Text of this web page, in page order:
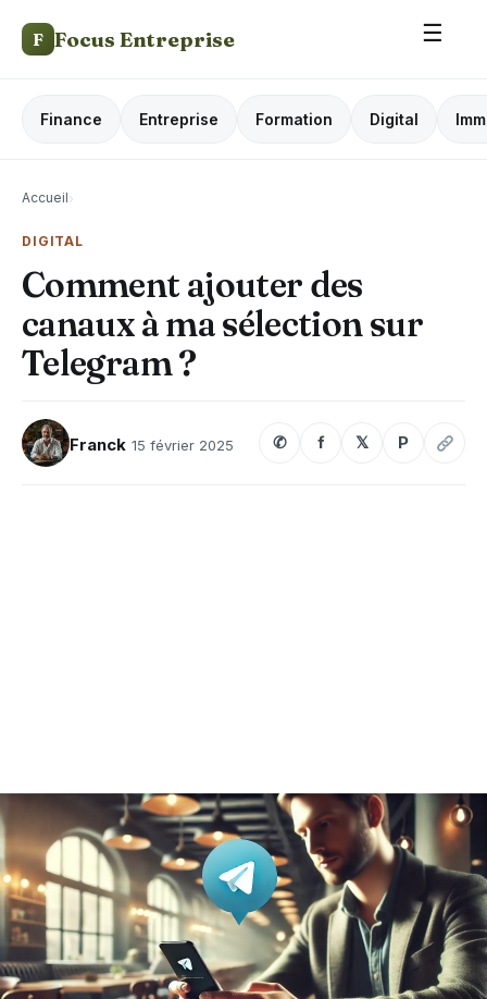
F Focus Entreprise ☰
Finance Entreprise Formation Digital
Accueil›
DIGITAL
Comment ajouter des
canaux à ma sélection sur
Telegram ?
Franck 15 février 2025 ✆ f 𝕏 P